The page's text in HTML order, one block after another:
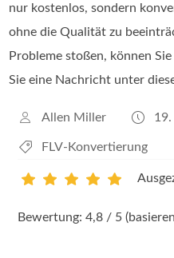
nur kostenlos, sondern
ohne die Qualität zu
Probleme stoßen, können
Sie eine Nachricht unter
Allen Miller
FLV-Konvertierung
Bewertung: 4,8 / 5